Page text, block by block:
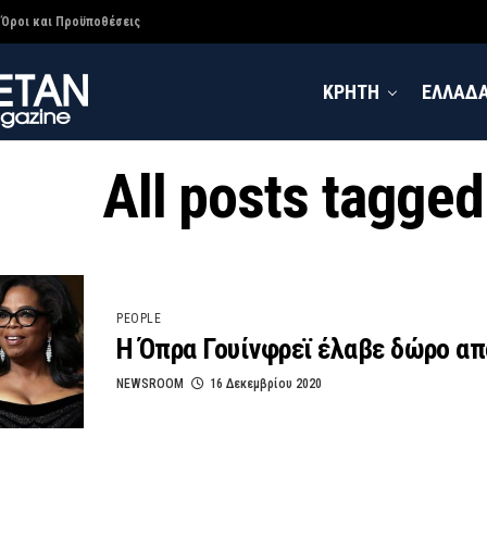
Όροι και Προϋποθέσεις
ΚΡΗΤΗ
All posts
PEOPLE
Η Όπρα Γουίνφρεϊ έλαβε δώρο
NEWSROOM 16 Δεκεμβρίου 2020